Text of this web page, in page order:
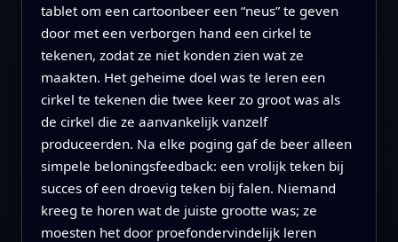
tablet om een cartoonbeer een “neus” te geven
door met een verborgen hand een cirkel te
tekenen, zodat ze niet konden zien wat ze
maakten. Het geheime doel was te leren een
cirkel te tekenen die twee keer zo groot was als
de cirkel die ze aanvankelijk vanzelf
produceerden. Na elke poging gaf de beer alleen
simpele beloningsfeedback: een vrolijk teken bij
succes of een droevig teken bij falen. Niemand
kreeg te horen wat de juiste grootte was; ze
moesten het door proefondervindelijk leren